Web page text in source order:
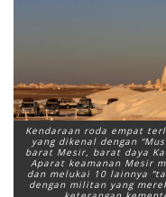
Kendaraan roda empat
yang dikenal dengan
barat Mesir, barat daya
Aparat keamanan Mesir
dan melukai 10 lainnya
dengan militan yang